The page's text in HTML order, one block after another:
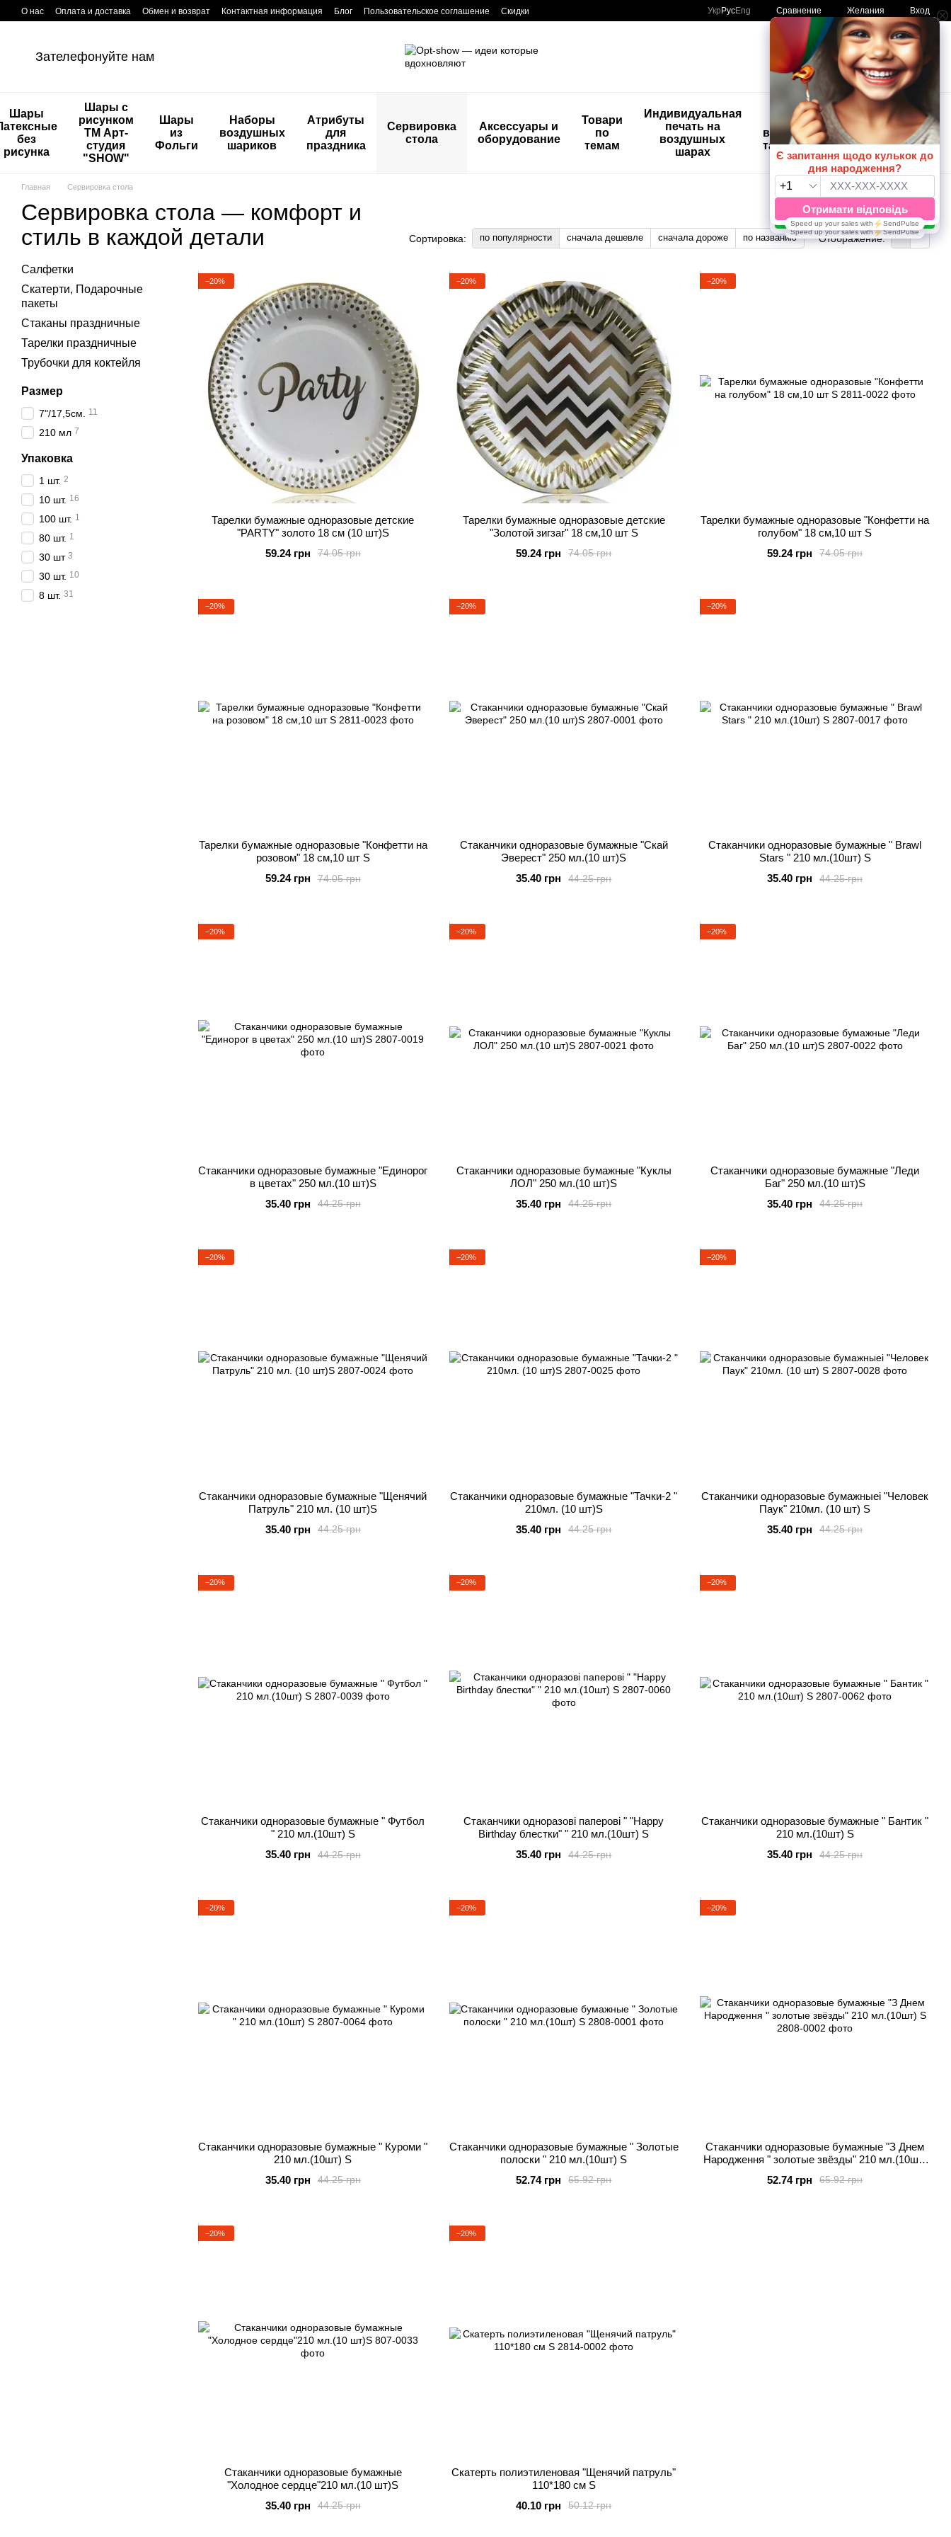
Перейти к основному контенту
О нас Оплата и доставка Обмен и возврат Контактная информация Блог Пользовательское соглашение Скидки Укр РусEng Сравнение Желания Вход
Зателефонуйте нам Мой заказ
Шары
без
рисунка
Шары с
рисунком
ТМ Арт-
студия
"SHOW"
Шары
из
Фольги
Наборы
воздушных
шариков
Атрибуты
для
праздника
Сервировка
стола
Аксессуары и
оборудование
Товари
по
темам
Индивидуальная
печать на
воздушных
шарах
Детские
временные
татуировки
🚨🚨🚨
Распродажа
Шары с
рисунком
😀🎈
Главная Сервировка стола
Сервировка стола — комфорт и
стиль в каждой детали
Сортировка: по популярности сначала дешевле сначала дороже по названию Отображение:
−20%
Тарелки бумажные одноразовые детские
"PARTY" золото 18 см (10 шт)S
74.05 грн
59.24 грн
−20%
Тарелки бумажные одноразовые детские
"Золотой зигзаг" 18 см,10 шт S
74.05 грн
59.24 грн
−20%
Тарелки бумажные одноразовые "Конфетти на
голубом" 18 см,10 шт S
74.05 грн
59.24 грн
−20%
Тарелки бумажные одноразовые "Конфетти на
розовом" 18 см,10 шт S
74.05 грн
59.24 грн
−20%
Стаканчики одноразовые бумажные "Скай
Эверест" 250 мл.(10 шт)S
44.25 грн
35.40 грн
−20%
Стаканчики одноразовые бумажные " Brawl
Stars " 210 мл.(10шт) S
44.25 грн
35.40 грн
−20%
Стаканчики одноразовые бумажные "Единорог
в цветах" 250 мл.(10 шт)S
44.25 грн
35.40 грн
−20%
Стаканчики одноразовые бумажные "Куклы
ЛОЛ" 250 мл.(10 шт)S
44.25 грн
35.40 грн
−20%
Стаканчики одноразовые бумажные "Леди
Баг" 250 мл.(10 шт)S
44.25 грн
35.40 грн
−20%
Стаканчики одноразовые бумажные "Щенячий
Патруль" 210 мл. (10 шт)S
44.25 грн
35.40 грн
−20%
Стаканчики одноразовые бумажные "Тачки-2 "
210мл. (10 шт)S
44.25 грн
35.40 грн
−20%
Стаканчики одноразовые бумажныеі "Человек
Паук" 210мл. (10 шт) S
44.25 грн
35.40 грн
−20%
Стаканчики одноразовые бумажные " Футбол
" 210 мл.(10шт) S
44.25 грн
35.40 грн
−20%
Стаканчики одноразові паперові " "Happy
Birthday блестки" " 210 мл.(10шт) S
44.25 грн
35.40 грн
−20%
Стаканчики одноразовые бумажные " Бантик "
210 мл.(10шт) S
44.25 грн
35.40 грн
−20%
Стаканчики одноразовые бумажные " Куроми "
210 мл.(10шт) S
44.25 грн
35.40 грн
−20%
Стаканчики одноразовые бумажные " Золотые
полоски " 210 мл.(10шт) S
65.92 грн
52.74 грн
−20%
Стаканчики одноразовые бумажные "З Днем
Народження " золотые звёзды" 210 мл.(10шт)
65.92 грн
52.74 грн
−20%
Стаканчики одноразовые бумажные
"Холодное сердце"210 мл.(10 шт)S
44.25 грн
35.40 грн
−20%
Скатерть полиэтиленовая "Щенячий патруль"
110*180 см S
50.12 грн
40.10 грн
Салфетки
Скатерти, Подарочные
пакеты
Стаканы праздничные
Тарелки праздничные
Трубочки для коктейля
Размер
7"/17,5см. 11
210 мл 7
Упаковка
1 шт. 2
10 шт. 16
100 шт. 1
80 шт. 1
30 шт 3
30 шт. 10
8 шт. 31